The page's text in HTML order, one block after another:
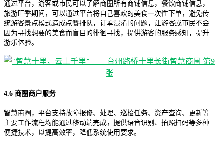
通过平台，游客或市民可以了解商圈所有商铺信息，餐饮商铺信息，
旅游旺季期间，可以通过平台将自己喜欢的美食一次性下单，避免传
统游客景点模式造成点餐排队，订单混淆的问题，让游客或市民不会
因为寻找想要的美食而盲目的徘徊寻找，提供游客的服务感知，提升
游乐体验。
4.6 商圈商户服务
智慧商圈，平台支持故障报修、处理、巡检任务、资产查询、更新等
主要工作流程均能通过移动端完成，提供语音识别、拍照扫码等多种
便捷技术，以提高效率，降低系统使用要求。